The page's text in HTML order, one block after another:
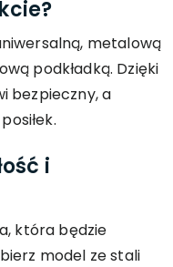
metalową
podkładką. Dzięki
bezpieczny, a
i
która będzie
model ze stali